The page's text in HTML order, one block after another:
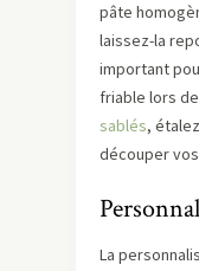
pâte
laissez-la
important
friable lors
sablés,
découper
La